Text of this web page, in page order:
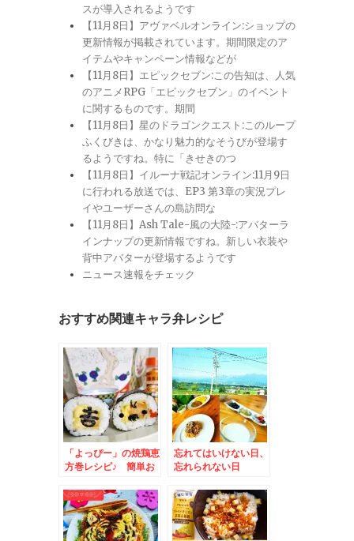
スが導入されるようです
【11月8日】アヴァベルオンライン:ショップの
更新情報が掲載されています。期間限定のア
イテムやキャンペーン情報などが
【11月8日】エピックセブン:この告知は、人気
のアニメRPG「エピックセブン」のイベント
に関するものです。期間
【11月8日】星のドラゴンクエスト:このループ
ふくびきは、かなり魅力的なそうびが登場す
るようですね。特に「きせきのつ
【11月8日】イルーナ戦記オンライン:11月9日
に行われる放送では、EP3 第3章の実況プレ
イやユーザーさんの島訪問な
【11月8日】Ash Tale-風の大陸-:アバターラ
インナップの更新情報ですね。新しい衣装や
背中アバターが登場するようです
ニュース速報をチェック
おすすめ関連キャラ弁レシピ
「よっぴー」の焼鶏恵
方巻レシピ♪ 簡単お
吉野家 吉野家竹福箱
Σ(ﾟДﾟ)
忘れてはいけない日、
忘れられない日